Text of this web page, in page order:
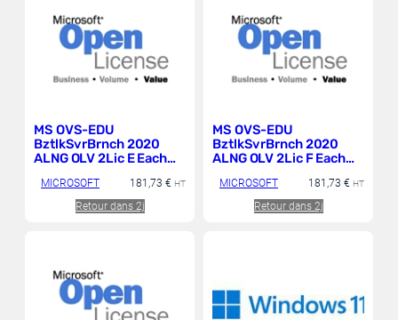
MS OVS-EDU
BztlkSvrBrnch 2020
ALNG OLV 2Lic E Each
MICROSOFT 181,73 € HT
Retour dans 2j
MS OVS-EDU
BztlkSvrBrnch 2020
ALNG OLV 2Lic F Each
MICROSOFT 181,73 € HT
Retour dans 2j